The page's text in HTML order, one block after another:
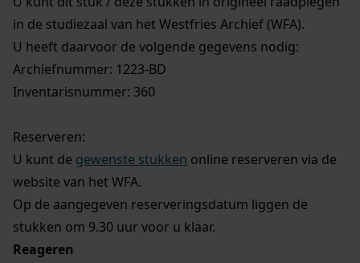
in de studiezaal van het Westfries Archief (WFA).
U heeft daarvoor de volgende gegevens nodig:
Archiefnummer: 1223-BD
Inventarisnummer: 360
Reserveren:
U kunt de gewenste stukken online reserveren via de
website van het WFA.
Op de aangegeven reserveringsdatum liggen de
stukken om 9.30 uur voor u klaar.
Reageren